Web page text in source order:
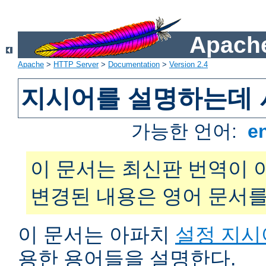
Apache > HTTP Server> Documentation > Version 2.4
지시어를 설명하는데
가능한 언어:
이 문서는 최신판 번역이
변경된 내용은 영어 문서
이 문서는 아파치 설정 지시
용한 용어들을 설명한다.